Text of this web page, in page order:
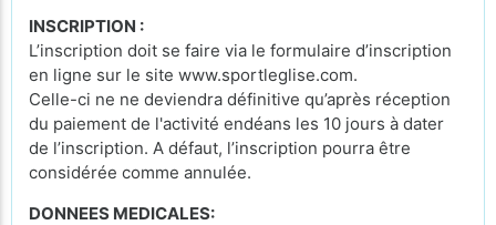
INSCRIPTION :
L’inscription doit se faire via le formulaire d’inscription
en ligne sur le site www.sportleglise.com.
Celle-ci ne ne deviendra définitive qu’après réception
du paiement de l'activité endéans les 10 jours à dater
de l’inscription. A défaut, l’inscription pourra être
considérée comme annulée.
DONNEES MEDICALES: